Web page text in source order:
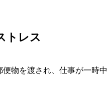
トレス
物を渡され、仕事が一時中